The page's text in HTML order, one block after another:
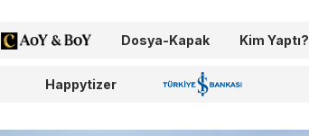
AoY/BoY Dosya-Kapak Kim Yaptı?
Happytizer İş Bankası 100.Yıl